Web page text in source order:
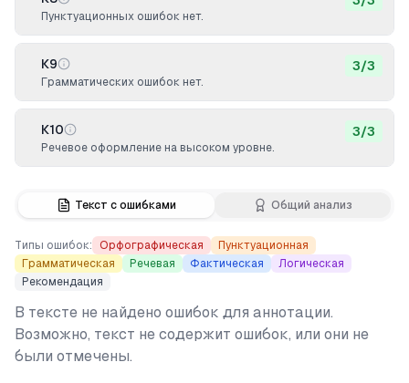
Текст с ошибками Общий анализ
Типы ошибок: Орфографическая
Пунктуационная
Грамматическая
Речевая Фактическая
Логическая
Рекомендация
В тексте не найдено ошибок для аннотации.
Возможно, текст не содержит ошибок, или они не
были отмечены.
Пунктуационных ошибок нет.
К9
Грамматических ошибок нет.
3/3
К10
Речевое оформление на высоком уровне.
3/3